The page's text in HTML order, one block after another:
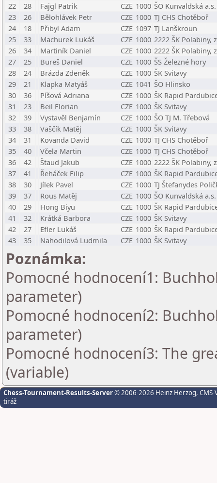
22
28 Fajgl Patrik CZE 1000 ŠO Kunvaldská
23
26 Bělohlávek Petr CZE 1000 TJ CHS Chotěboř
24
18 Přibyl Adam CZE 1097 TJ Lanškroun
25
33 Machurek Lukáš CZE 1000 2222 ŠK Polabiny,
26
34 Martiník Daniel CZE 1000 2222 ŠK Polabiny,
27
25 Bureš Daniel CZE 1000 ŠS Železné hory
28
24 Brázda Zdeněk CZE 1000 ŠK Svitavy
29
21 Klapka Matyáš CZE 1041 ŠO Hlinsko
30
36 Píšová Adriana CZE 1000 ŠK Rapid
31
23 Beil Florian CZE 1000 ŠK Svitavy
32
39 Vystavěl Benjamín CZE 1000 ŠO TJ M. Třebová
33
38 Vaščík Matěj CZE 1000 ŠK Svitavy
34
31 Kovanda David CZE 1000 TJ CHS Chotěboř
35
40 Včela Martin CZE 1000 TJ CHS Chotěboř
36
42 Štaud Jakub CZE 1000 2222 ŠK Polabiny,
37
41 Řeháček Filip CZE 1000 ŠK Rapid
38
30 Jílek Pavel CZE 1000 TJ Štefanydes
39
37 Rous Matěj CZE 1000 ŠO Kunvaldská
40
29 Hong Biyu CZE 1000 ŠK Rapid
41
32 Krátká Barbora CZE 1000 ŠK Svitavy
42
27 Efler Lukáš CZE 1000 ŠK Rapid
43
35 Nahodilová Ludmila CZE 1000 ŠK Svitavy
Poznámka:
Pomocné hodnocení1:
parameter)
Pomocné hodnocení2:
parameter)
Pomocné hodnocení3: The
(variable)
Chess-Tournament-Results-Server© 2006-2026 Heinz Herzog,
tiráž